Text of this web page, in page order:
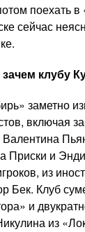
поехать в
сейчас
клубу
заметно
включая
Приски и
из
Бек. Клуб
и
из